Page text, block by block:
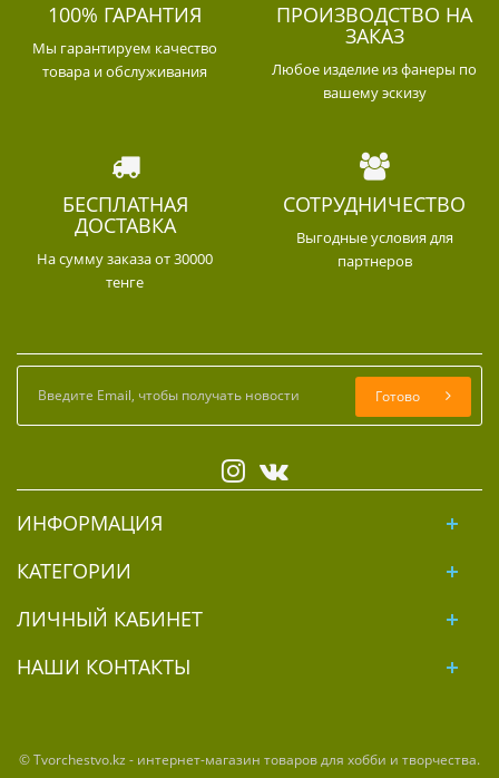
100% ГАРАНТИЯ
Мы гарантируем качество
товара и обслуживания
ПРОИЗВОДСТВО НА
ЗАКАЗ
Любое изделие из фанеры по
вашему эскизу
БЕСПЛАТНАЯ
ДОСТАВКА
На сумму заказа от 30000
тенге
СОТРУДНИЧЕСТВО
Выгодные условия для
партнеров
Готово
ИНФОРМАЦИЯ
КАТЕГОРИИ
ЛИЧНЫЙ КАБИНЕТ
НАШИ КОНТАКТЫ
© Tvorchestvo.kz - интернет-магазин товаров для хобби и творчества.